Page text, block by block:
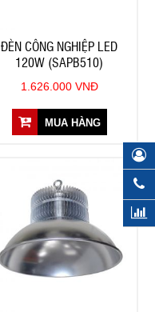
ĐÈN CÔNG NGHIỆP LED
120W (SAPB510)
1.626.000 VNĐ
MUA HÀNG